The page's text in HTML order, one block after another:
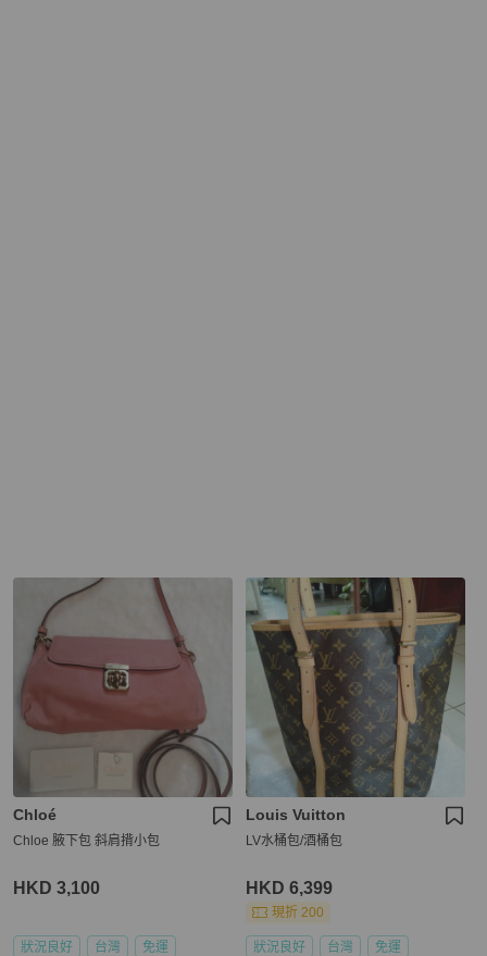
Chloé
Chloe 腋下包 斜肩揹小包
HKD 3,100
狀況良好 台灣 免運
Louis Vuitton
LV水桶包/酒桶包
HKD 6,399
現折 200
狀況良好 台灣 免運